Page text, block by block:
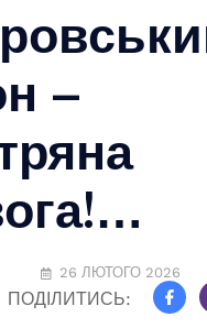
–
26 ЛЮТОГО 2026
ПОДІЛИТИСЬ: